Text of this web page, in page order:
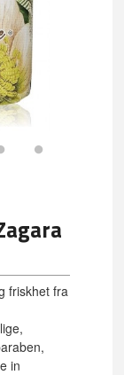
friskhet fra
in